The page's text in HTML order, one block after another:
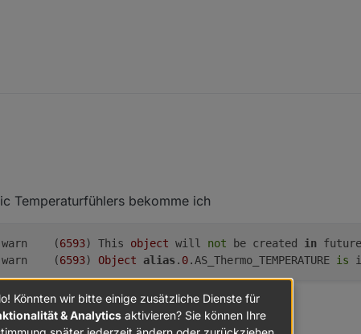
Temperaturfühlers bekomme ich
	warn	(
6593) This object will not be created in
	warn	(
6593) Object alias . 0.AS_Thermo_TEMPERATURE is
Könnten wir bitte einige zusätzliche Dienste für
& Analytics aktivieren? Sie können Ihre